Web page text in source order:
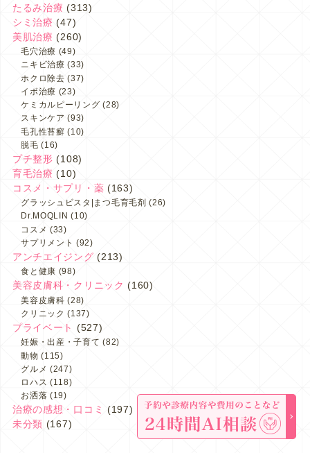
たるみ治療 (313)
シミ治療 (47)
美肌治療 (260)
毛穴治療 (49)
ニキビ治療 (33)
ホクロ除去 (37)
イボ治療 (23)
ケミカルピーリング (28)
スキンケア (93)
毛孔性苔癬 (10)
脱毛 (16)
プチ整形 (108)
育毛治療 (10)
コスメ・サプリ・薬 (163)
グラッシュビスタ|まつ毛育毛剤 (26)
Dr.MOQLIN (10)
コスメ (33)
サプリメント (92)
アンチエイジング (213)
食と健康 (98)
美容皮膚科・クリニック (160)
美容皮膚科 (28)
クリニック (137)
プライベート (527)
妊娠・出産・子育て (82)
動物 (115)
グルメ (247)
ロハス (118)
お洒落 (19)
治療の感想・口コミ
(197)
未分類 (167)